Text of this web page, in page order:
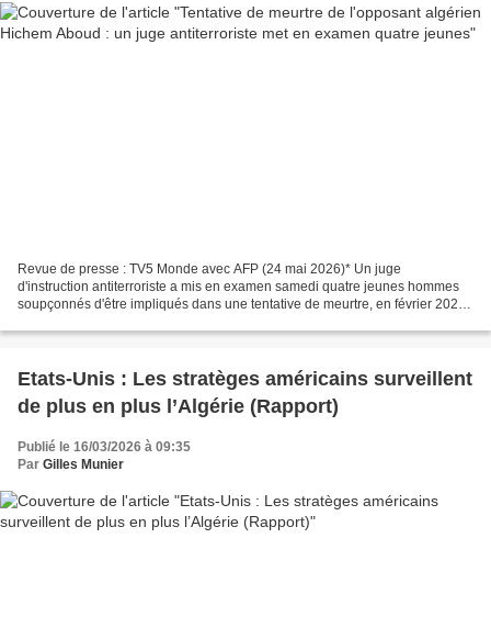
Revue de presse : TV5 Monde avec AFP (24 mai 2026)* Un juge
d'instruction antiterroriste a mis en examen samedi quatre jeunes hommes
soupçonnés d'être impliqués dans une tentative de meurtre, en février 2025
Etats-Unis : Les stratèges américains surveillent
de plus en plus l’Algérie (Rapport)
Publié le 16/03/2026 à 09:35
Par Gilles Munier